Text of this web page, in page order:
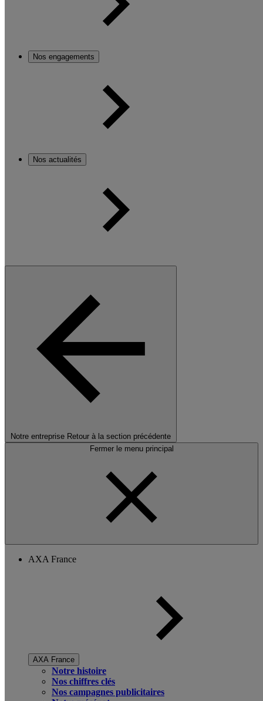
Nos engagements
Nos actualités
Notre entreprise Retour à la section précédente
Fermer le menu principal
AXA France
AXA France
Notre histoire
Nos chiffres clés
Nos campagnes publicitaires